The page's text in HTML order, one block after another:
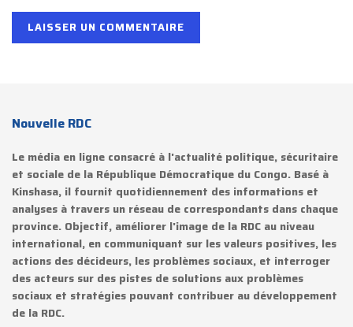
Nouvelle RDC
Le média en ligne consacré à l'actualité politique, sécuritaire
et sociale de la République Démocratique du Congo. Basé à
Kinshasa, il fournit quotidiennement des informations et
analyses à travers un réseau de correspondants dans chaque
province. Objectif, améliorer l'image de la RDC au niveau
international, en communiquant sur les valeurs positives, les
actions des décideurs, les problèmes sociaux, et interroger
des acteurs sur des pistes de solutions aux problèmes
sociaux et stratégies pouvant contribuer au développement
de la RDC.